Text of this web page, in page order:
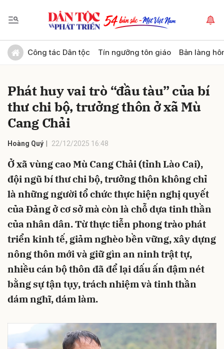
Công tác Dân tộc Tín ngưỡng tôn giáo Bản làng
Phát huy vai trò “đầu tàu” của bí
thư chi bộ, trưởng thôn ở xã Mù
Cang Chải
Hoàng Quý 22/12/2025 16:48
Ở xã vùng cao Mù Cang Chải (tỉnh Lào Cai),
đội ngũ bí thư chi bộ, trưởng thôn không chỉ
là những người tổ chức thực hiện nghị quyết
của Đảng ở cơ sở mà còn là chỗ dựa tinh thần
của nhân dân. Từ thực tiễn phong trào phát
triển kinh tế, giảm nghèo bền vững, xây dựng
nông thôn mới và giữ gìn an ninh trật tự,
nhiều cán bộ thôn đã để lại dấu ấn đậm nét
bằng sự tận tụy, trách nhiệm và tinh thần
dám nghĩ, dám làm.
Gửi bình luận